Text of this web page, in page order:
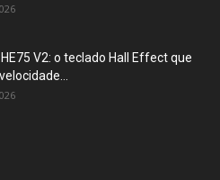
V2: o teclado Hall Effect que